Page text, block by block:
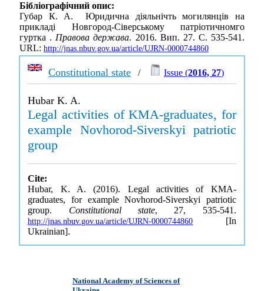
Бібліографічний опис:
Губар К. А. Юридична діяльнічть могилянців на
прикладі Новгород-Сіверському патріотичномго
гуртка .Правова держава. 2016. Вип. 27. С. 535-541.
URL: http://jnas.nbuv.gov.ua/article/UJRN-0000744860
Constitutional state / Issue (2016, 27)
Hubar K. A.
Legal activities of KMA-graduates, for
example Novhorod-Siverskyi patriotic
group
Cite:
Hubar, K. A. (2016). Legal activities of KMA-
graduates, for example Novhorod-Siverskyi patriotic
group. Constitutional state, 27, 535-541.
http://jnas.nbuv.gov.ua/article/UJRN-0000744860 [In
Ukrainian].
National Academy of Sciences of